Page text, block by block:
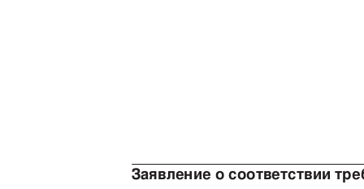
Заявление о соответствии